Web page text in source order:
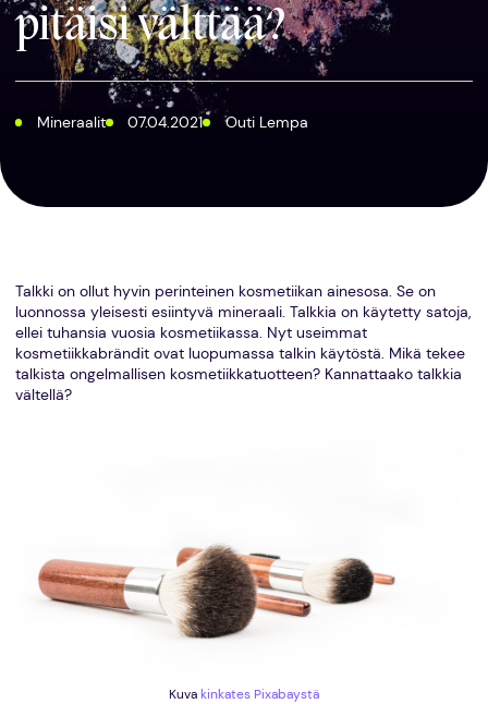
pitäisi välttää?
Mineraalit 07.04.2021 Outi Lempa
Talkki on ollut hyvin perinteinen kosmetiikan ainesosa. Se on
luonnossa yleisesti esiintyvä mineraali. Talkkia on käytetty satoja,
ellei tuhansia vuosia kosmetiikassa. Nyt useimmat
kosmetiikkabrändit ovat luopumassa talkin käytöstä. Mikä tekee
talkista ongelmallisen kosmetiikkatuotteen? Kannattaako talkkia
vältellä?
Kuvakinkates Pixabaystä